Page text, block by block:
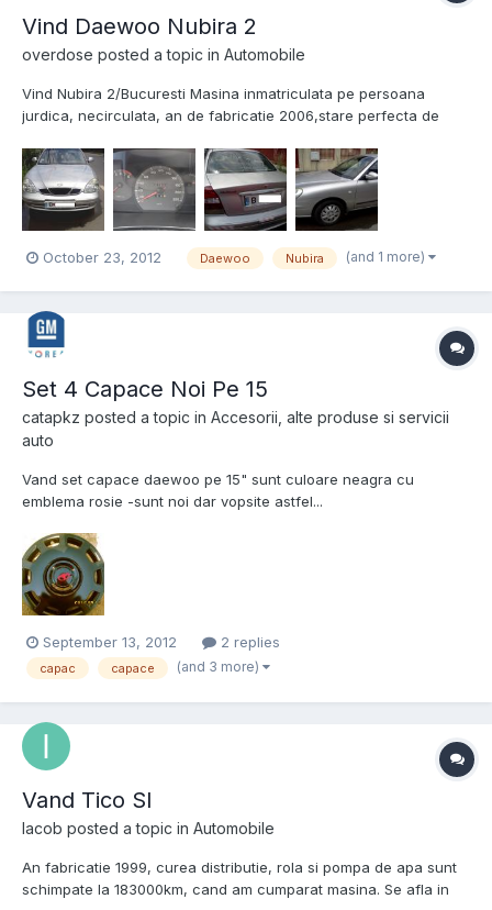
Vind Daewoo Nubira 2
overdose posted a topic in Automobile
Vind Nubira 2/Bucuresti Masina inmatriculata pe persoana
jurdica, necirculata, an de fabricatie 2006,stare perfecta de
deschidere portbagaj/rezervor din interior, volan reglabil pe
inaltime, scaunul soferului reglabil pe 3 dimensiuni, rezema...
October 23, 2012 Daewoo Nubira (and 1 more)
Set 4 Capace Noi Pe 15
catapkz posted a topic in Accesorii, alte produse si servicii
auto
Vand set capace daewoo pe 15" sunt culoare neagra cu
emblema rosie -sunt noi dar vopsite astfel...
September 13, 2012 2 replies
capac capace (and 3 more)
Vand Tico Sl
Iacob posted a topic in Automobile
An fabricatie 1999, curea distributie, rola si pompa de apa sunt
schimpate la 183000km, cand am cumparat masina. Se afla in